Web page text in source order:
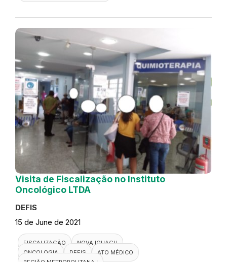
Visita de Fiscalização no Instituto
Oncológico LTDA
DEFIS
15 de June de 2021
FISCALIZAÇÃO
NOVA IGUAÇU
ONCOLOGIA
DEFIS
ATO MÉDICO